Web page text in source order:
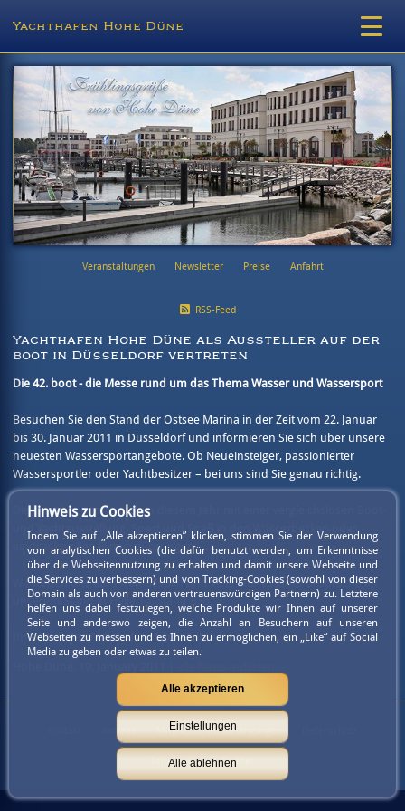
Yachthafen Hohe Düne
Veranstaltungen Newsletter Preise Anfahrt
RSS-Feed
Yachthafen Hohe Düne als Aussteller auf der
boot in Düsseldorf vertreten
Die 42. boot - die Messe rund um das Thema Wasser und Wassersport
Besuchen Sie den Stand der Ostsee Marina in der Zeit vom 22. Januar
bis 30. Januar 2011 in Düsseldorf und informieren Sie sich über unsere
neuesten Wassersportangebote. Ob Neueinsteiger, passionierter
Wassersportler oder Yachtbesitzer – bei uns sind Sie genau richtig.
Die boot begeistert auch in diesem Jahr mit einer vergleichslosen Boot-
und Yachtausstellung, Sport und Spaß in den Wasserbecken oder
eindrucksvollen Filmvorführungen.
Wir freuen uns auf Ihren Besuch und viele interessante Gespräche an
unserem Stand in Halle 14, Stand B36.
Ihre Crew des Yachthafens Hohe Düne.
Mitgliedschaftsbedingungen
Impressum Partner
Hinweis zu Cookies
Indem Sie auf „Alle akzeptieren” klicken, stimmen Sie der Verwendung
von analytischen Cookies (die dafür benutzt werden, um Erkenntnisse
über die Webseitennutzung zu erhalten und damit unsere Webseite und
die Services zu verbessern) und von Tracking-Cookies (sowohl von dieser
Domain als auch von anderen vertrauenswürdigen Partnern) zu. Letztere
helfen uns dabei festzulegen, welche Produkte wir Ihnen auf unserer
Seite und anderswo zeigen, die Anzahl an Besuchern auf unseren
Webseiten zu messen und es Ihnen zu ermöglichen, ein „Like“ auf Social
Media zu geben oder etwas zu teilen.
Alle akzeptieren
Einstellungen
Alle ablehnen